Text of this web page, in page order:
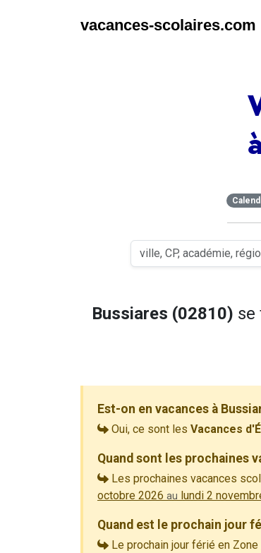
vacances-scolaires.com
Bussiares (02810) se
Est-on en vacances à
Oui, ce sont les Vacances
Quand sont les prochaines
Les prochaines vacances
octobre 2026 au lundi 2
Quand est le prochain jour
Le prochain jour férié en